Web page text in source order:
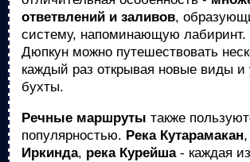
ответвлений и заливов,
систему, напоминающую лабиринт.
Дюпкун можно путешествовать
каждый раз открывая новые виды и
бухты.
Речные маршруты также
популярностью. Река Кутарамакан,
Иркинда, река Курейша- каждая